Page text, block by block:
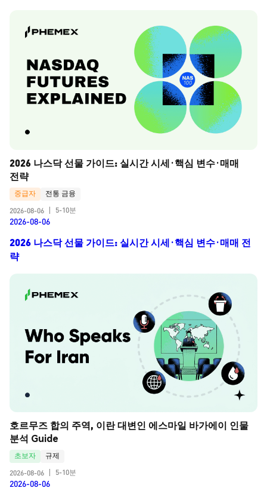
2026 나스닥 선물 가이드: 실시간 시세·핵심 변수·매매
전략
중급자
전통 금융
2026-08-06
5-10분
2026-08-06
2026 나스닥 선물 가이드: 실시간 시세·핵심 변수·매매 전
략
호르무즈 합의 주역, 이란 대변인 에스마일 바가에이 인물
분석 Guide
초보자
규제
2026-08-06
5-10분
2026-08-06